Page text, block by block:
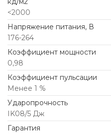
<2000
Напряжение питания, В
176-264
Коэффициент мощности
0,98
Коэффициент пульсации
Менее 1 %
Ударопрочность
IK08/5 Дж
Гарантия